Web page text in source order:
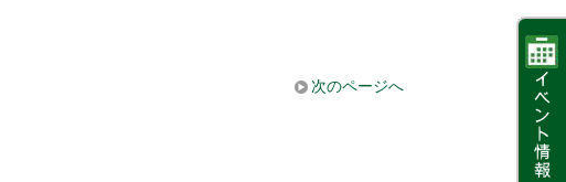
次のページへ